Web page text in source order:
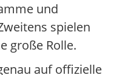
und
spielen
große Rolle.
auf offizielle